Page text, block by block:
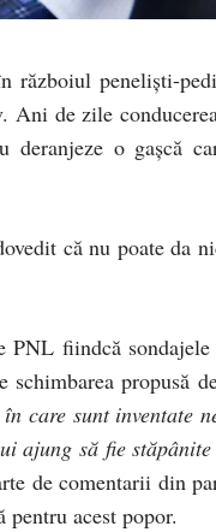
războiul peneliști-
Ani de zile
deranjeze o gașcă
că nu poate da
PNL fiindcă
propusă
care sunt
ajung să fie stăpânite
de comentarii din
pentru acest popor.